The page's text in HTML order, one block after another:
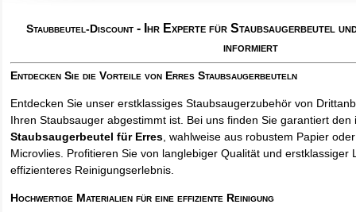
Staubbeutel-Discount - Ihr Experte für Staubsaugerbeutel
informiert
Entdecken Sie die Vorteile von Erres Staubsaugerbeuteln
Entdecken Sie unser erstklassiges Staubsaugerzubehör von
Ihren Staubsauger abgestimmt ist. Bei uns finden Sie garantiert den
Staubsaugerbeutel für Erres, wahlweise aus robustem Papier
Microvlies. Profitieren Sie von langlebiger Qualität und erstklassiger
effizienteres Reinigungserlebnis.
Hochwertige Materialien für eine effiziente Reinigung